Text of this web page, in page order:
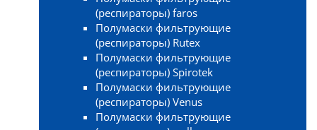
(респираторы) faros
Полумаски фильтрующие
(респираторы) Rutex
Полумаски фильтрующие
(респираторы) Spirotek
Полумаски фильтрующие
(респираторы) Venus
Полумаски фильтрующие